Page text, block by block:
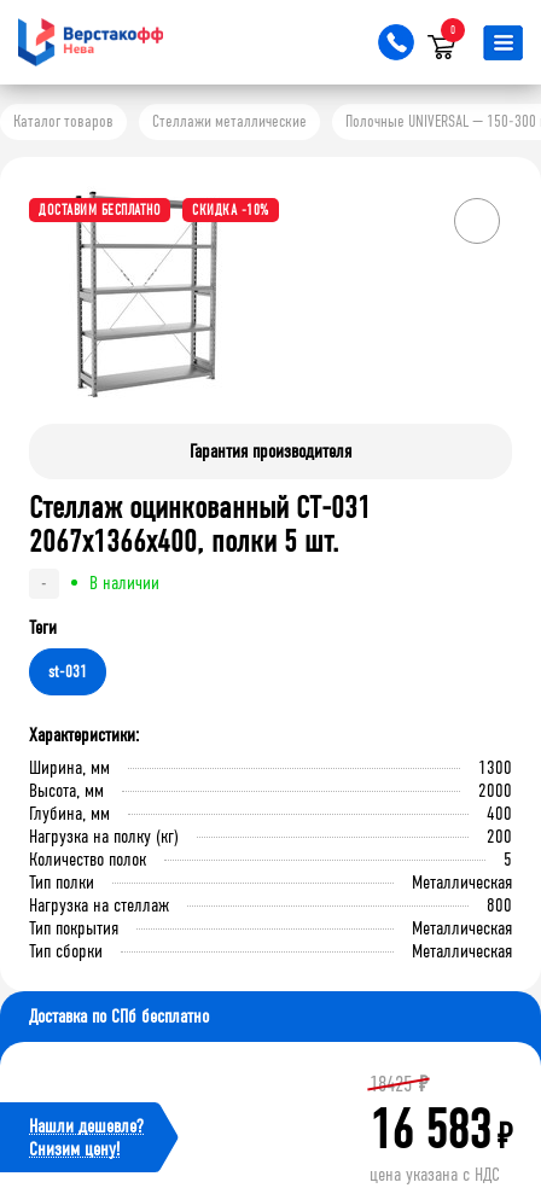
0
Каталог товаров Стеллажи металлические Полочные UNIVERSAL — 150-300
ДОСТАВИМ БЕСПЛАТНО СКИДКА -10%
Гарантия производителя
Стеллаж оцинкованный СТ-031
2067x1366x400, полки 5 шт.
-
В наличии
Теги
st-031
Характеристики:
Ширина, мм
1300
Высота, мм
2000
Глубина, мм
400
Нагрузка на полку (кг)
200
Количество полок
5
Тип полки
Металлическая
Нагрузка на стеллаж
800
Тип покрытия
Металлическая
Тип сборки
Металлическая
Доставка по СПб бесплатно
Нашли дешевле?
Cнизим цену!
18425 ₽
16 583₽
цена указана с НДС